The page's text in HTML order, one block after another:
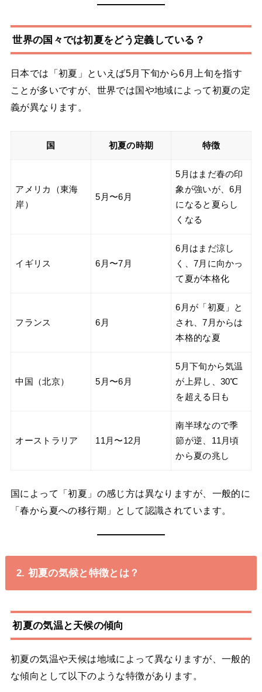
世界の国々では初夏をどう定義している？
日本では「初夏」といえば5月下旬から6月上旬を指す
ことが多いですが、世界では国や地域によって初夏の定
義が異なります。
国 初夏の時期 特徴
アメリカ（東海
岸）
5月〜6月
5月はまだ春の印
象が強いが、6月
になると夏らし
くなる
イギリス 6月〜7月
6月はまだ涼し
く、7月に向かっ
て夏が本格化
フランス 6月
6月が「初夏」と
され、7月からは
本格的な夏
中国（北京） 5月〜6月
5月下旬から気温
が上昇し、30℃
を超える日も
オーストラリア 11月〜12月
南半球なので季
節が逆、11月頃
から夏の兆し
国によって「初夏」の感じ方は異なりますが、一般的に
「春から夏への移行期」として認識されています。
2. 初夏の気候と特徴とは？
初夏の気温と天候の傾向
初夏の気温や天候は地域によって異なりますが、一般的
な傾向として以下のような特徴があります。